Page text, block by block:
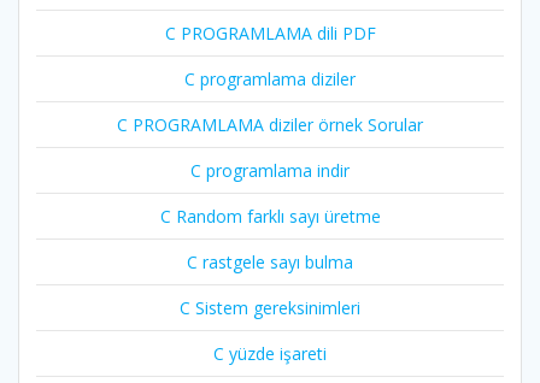
C PROGRAMLAMA dili PDF
C programlama diziler
C PROGRAMLAMA diziler örnek Sorular
C programlama indir
C Random farklı sayı üretme
C rastgele sayı bulma
C Sistem gereksinimleri
C yüzde işareti